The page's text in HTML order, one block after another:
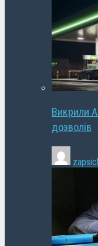
Викрили
дозволів